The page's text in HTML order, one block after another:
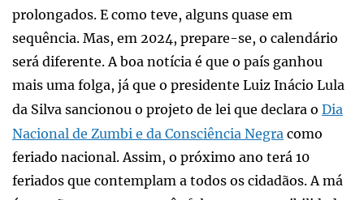
prolongados. E como teve, alguns quase em
sequência. Mas, em 2024, prepare-se, o calendário
será diferente. A boa notícia é que o país ganhou
mais uma folga, já que o presidente Luiz Inácio Lula
da Silva sancionou o projeto de lei que declara o Dia
Nacional de Zumbi e da Consciência Negra como
feriado nacional. Assim, o próximo ano terá 10
feriados que contemplam a todos os cidadãos. A má